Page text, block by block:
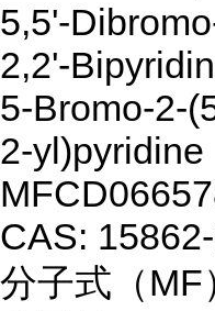
5,5'-
2,2'-
5-Bromo-2-
2-yl)pyridine
CAS:
分子式（MF